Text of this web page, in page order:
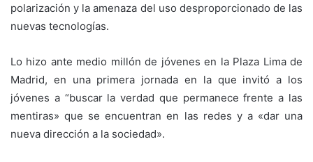
polarización y la amenaza del uso desproporcionado de las
nuevas tecnologías.
Lo hizo ante medio millón de jóvenes en la Plaza Lima de
Madrid, en una primera jornada en la que invitó a los
jóvenes a “buscar la verdad que permanece frente a las
mentiras» que se encuentran en las redes y a «dar una
nueva dirección a la sociedad».